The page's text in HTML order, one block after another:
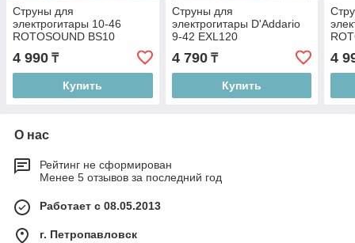
Струны для
электрогитары 10-46
ROTOSOUND BS10
4 990 ₸
Купить
Струны для
электрогитары D'Addario
9-42 EXL120
4 790₸
Купить
4
О нас
Рейтинг не сформирован
Менее 5 отзывов за последний год
Работает с 08.05.2013
г. Петропавловск